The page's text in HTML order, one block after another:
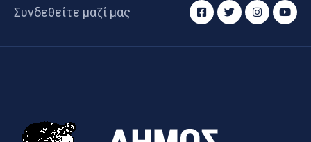
Συνδεθείτε μαζί μας